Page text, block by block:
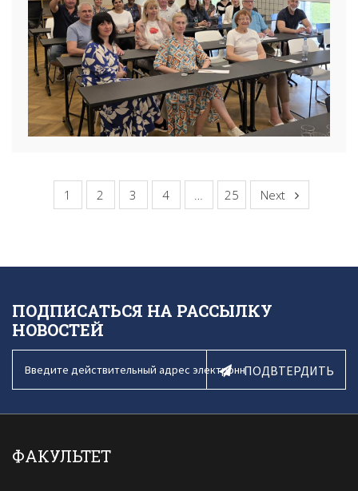
1 2 3 4 … 25 Next
ПОДПИСАТЬСЯ НА РАССЫЛКУ
НОВОСТЕЙ
ПОДВТЕРДИТЬ
ФАКУЛЬТЕТ